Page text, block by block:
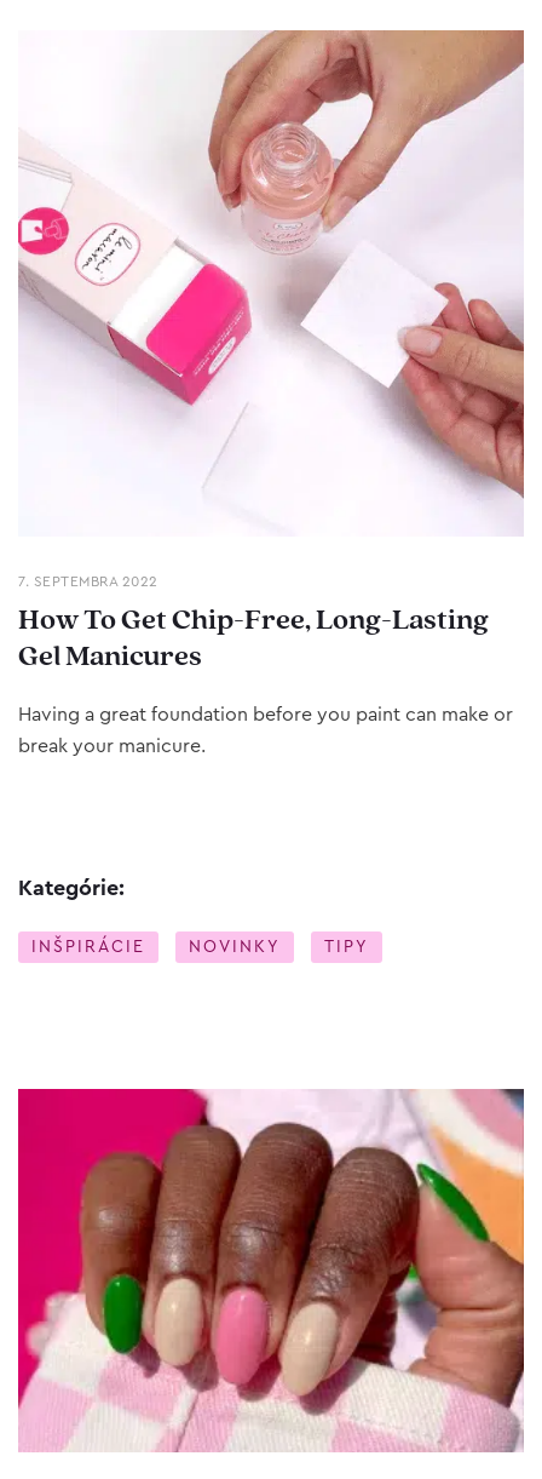
7. SEPTEMBRA 2022
How To Get Chip-Free, Long-Lasting
Gel Manicures
Having a great foundation before you paint can make or
break your manicure.
Kategórie:
INŠPIRÁCIE NOVINKY TIPY